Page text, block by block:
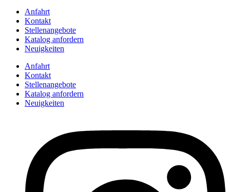
Anfahrt
Kontakt
Stellenangebote
Katalog anfordern
Neuigkeiten
Anfahrt
Kontakt
Stellenangebote
Katalog anfordern
Neuigkeiten